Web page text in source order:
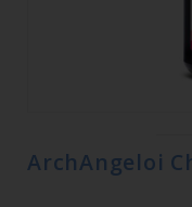
ArchAngeloi